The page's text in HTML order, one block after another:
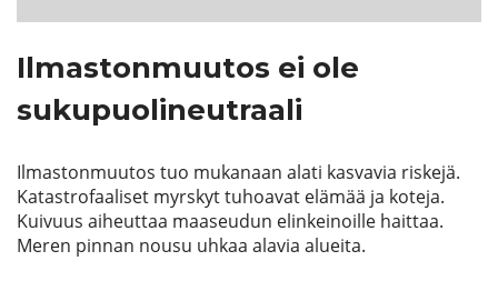
Ilmastonmuutos ei ole
sukupuolineutraali
Ilmastonmuutos tuo mukanaan alati kasvavia riskejä.
Katastrofaaliset myrskyt tuhoavat elämää ja koteja.
Kuivuus aiheuttaa maaseudun elinkeinoille haittaa.
Meren pinnan nousu uhkaa alavia alueita.